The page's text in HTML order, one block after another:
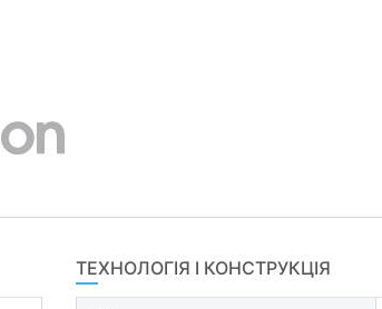
ТЕХНОЛОГІЯ І КОНСТРУКЦІЯ